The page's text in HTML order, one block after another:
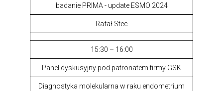
badanie PRIMA - update ESMO 2024
Rafał Stec
15:30 – 16:00
Panel dyskusyjny pod patronatem firmy GSK
Diagnostyka molekularna w raku endometrium